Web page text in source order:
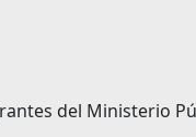
del Ministerio